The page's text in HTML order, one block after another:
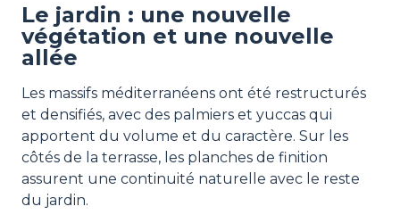
Le jardin : une nouvelle
végétation et une nouvelle
allée
Les massifs méditerranéens ont été restructurés
et densifiés, avec des palmiers et yuccas qui
apportent du volume et du caractère. Sur les
côtés de la terrasse, les planches de finition
assurent une continuité naturelle avec le reste
du jardin.